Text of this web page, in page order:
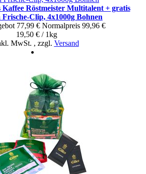
Röstmeister Multitalent + gratis
Clip, 4x1000g Bohnen
77,99 € Normal­preis 99,96 €
19,50 € / 1kg
MwSt. , zzgl. Versand